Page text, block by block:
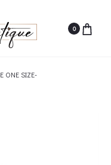
0
ONE SIZE-